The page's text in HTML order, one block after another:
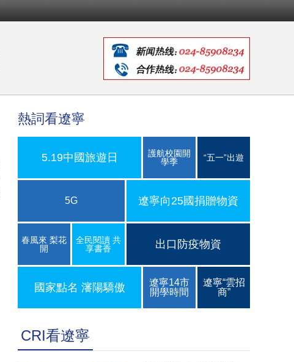
熱詞看遼寧
5.19中國旅遊日
護航校園開
學季
“五一”出遊
5G 遼寧向25國捐贈物資
春風來 梨花
開
全民閱讀 共
享書香
出口防疫物資
國家點名 瀋陽驕傲
遼寧14市
開學時間
遼寧“雲招
商”
CRI看遼寧